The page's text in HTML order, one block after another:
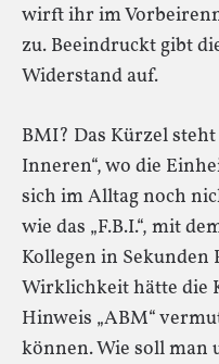
wirft ihr im
zu. Beeindruckt gibt
Widerstand auf.
BMI? Das Kürzel
Inneren“, wo die
sich im Alltag noch
wie das „F.B.I.“, mit
Kollegen in Sekunden
Wirklichkeit hätte die
Hinweis „ABM“
können. Wie soll man